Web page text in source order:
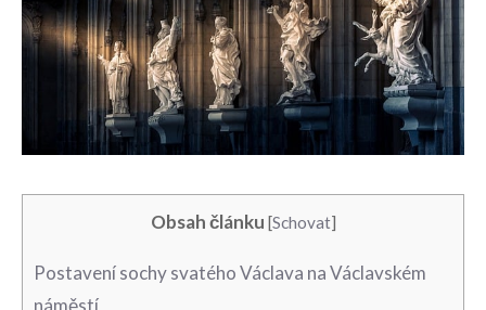
Obsah článku [Schovat]
Postavení sochy svatého⁤ Václava na⁢ Václavském‍
náměstí